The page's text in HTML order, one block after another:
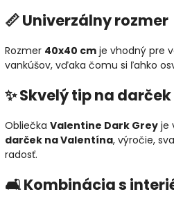
📏 Univerzálny rozmer
Rozmer 40x40 cm je vhodný pre
vankúšov, vďaka čomu si ľahko
✨ Skvelý tip na darček
Obliečka Valentine Dark Grey je
darček na Valentína, výročie,
radosť.
🛋️ Kombinácia s